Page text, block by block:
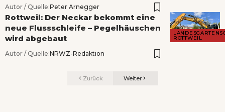
Autor / Quelle:Peter Arnegger
ROTTWEIL
Rottweil: Der Neckar bekommt eine
neue Flussschleife – Pegelhäuschen
wird abgebaut
Autor / Quelle:NRWZ-Redaktion
Zurück Weiter